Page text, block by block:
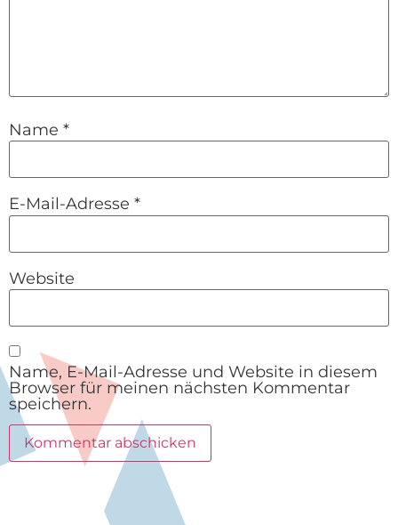
Name *
E-Mail-Adresse *
Website
Name, E-Mail-Adresse und Website in diesem
Browser für meinen nächsten Kommentar
speichern.